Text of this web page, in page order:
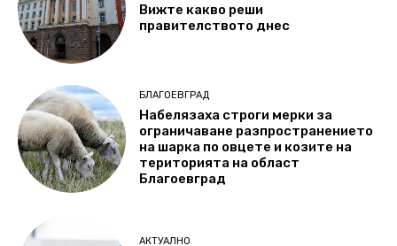
Вижте какво реши
правителството днес
БЛАГОЕВГРАД
Набелязаха строги мерки за
ограничаване разпространението
на шарка по овцете и козите на
територията на област
Благоевград
АКТУАЛНО